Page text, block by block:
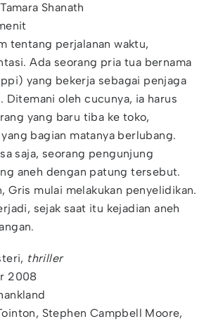
Shanath
tentang perjalanan waktu,
Ada seorang pria tua bernama
yang bekerja sebagai penjaga
Ditemani oleh cucunya, ia harus
yang baru tiba ke toko,
bagian matanya berlubang.
saja, seorang pengunjung
aneh dengan patung tersebut.
Gris mulai melakukan penyelidikan.
sejak saat itu kejadian aneh
thriller
2008
Stephen Campbell Moore,